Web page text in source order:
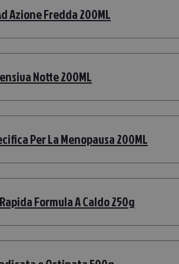
Azione Fredda 200ML
Notte 200ML
Per La Menopausa 200ML
Formula A Caldo 250g